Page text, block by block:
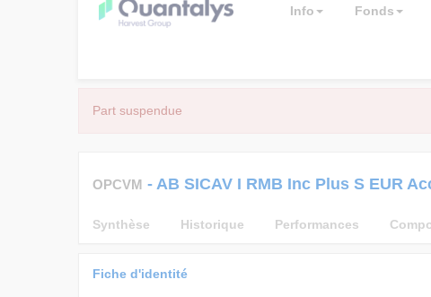
Info Fonds
Part suspendue
OPCVM - AB SICAV I RMB Inc Plus S EUR
Synthèse Historique Performances
Fiche d'identité